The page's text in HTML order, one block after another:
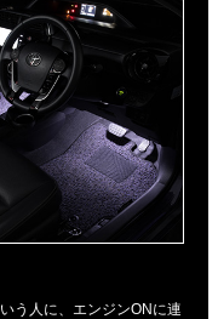
う人に、エンジンONに連